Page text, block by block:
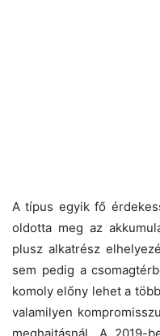
A típus egyik fő
oldotta meg az
plusz alkatrész
sem pedig a
komoly előny lehet a
valamilyen